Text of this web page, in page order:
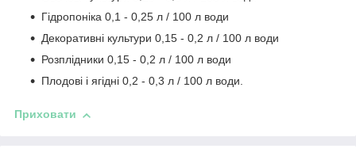
Гідропоніка 0,1 - 0,25 л / 100 л води
Декоративні культури 0,15 - 0,2 л / 100 л води
Розплідники 0,15 - 0,2 л / 100 л води
Плодові і ягідні 0,2 - 0,3 л / 100 л води.
Приховати